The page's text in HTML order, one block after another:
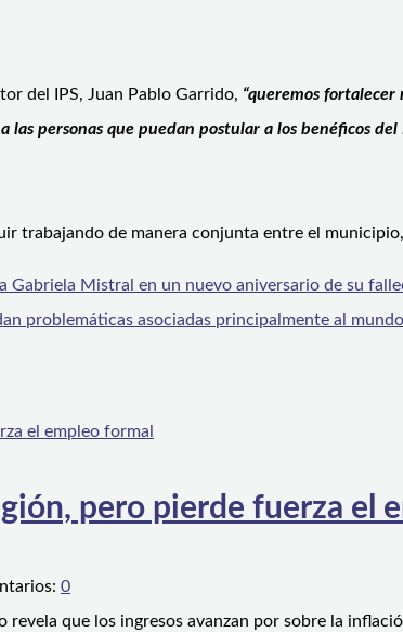
del IPS, Juan Pablo Garrido, “queremos
personas que puedan postular a los benéficos
trabajando de manera conjunta entre el
Gabriela Mistral en un nuevo aniversario de su
problemáticas asociadas principalmente al
pero pierde fuerza el
0
revela que los ingresos avanzan por sobre la